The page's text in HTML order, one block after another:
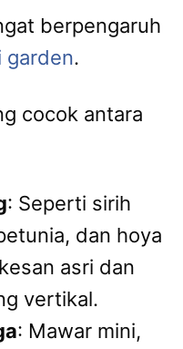
berpengaruh
garden.
cocok antara
: Seperti sirih
dan hoya
asri dan
vertikal.
: Mawar mini,